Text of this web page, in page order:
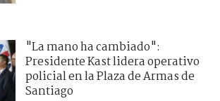
"La mano ha cambiado":
Presidente Kast lidera operativo
policial en la Plaza de Armas de
Santiago